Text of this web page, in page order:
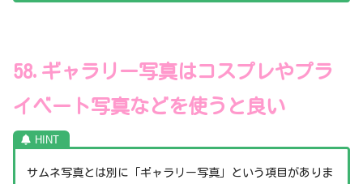
58.ギャラリー写真はコスプレやプラ
イベート写真などを使うと良い
サムネ写真とは別に「ギャラリー写真」という項目がありま